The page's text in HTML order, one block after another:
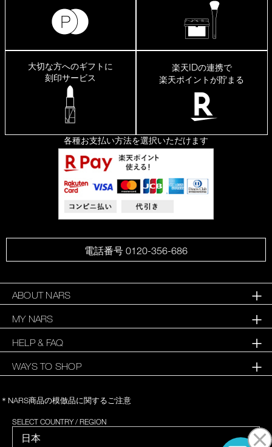
大切な方へのギフトに
刻印サービス
楽天IDの連携で
楽天ポイントが貯まる
各種お支払い方法を選択いただけます
電話番号 0120-356-686
ABOUT NARS
MY NARS
HELP & FAQ
WAYS TO SHOP
＊NARS商品の模倣品に関するご注意
SELECT COUNTRY / REGION